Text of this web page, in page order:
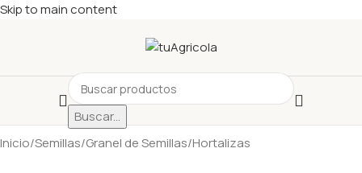
Skip to main content
Buscar...
Inicio/Semillas/Granel de Semillas/Hortalizas